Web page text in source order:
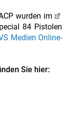
wurden im
84 Pistolen
Medien Online-
Sie hier: